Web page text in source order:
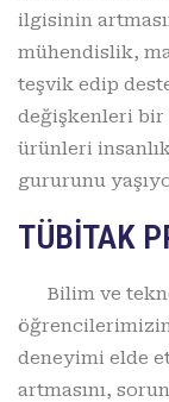
ilgisinin
mühendislik,
teşvik edip
değişkenleri bir
ürünleri
gururunu
TÜBİTAK
Bilim ve
deneyimi elde
artmasını,